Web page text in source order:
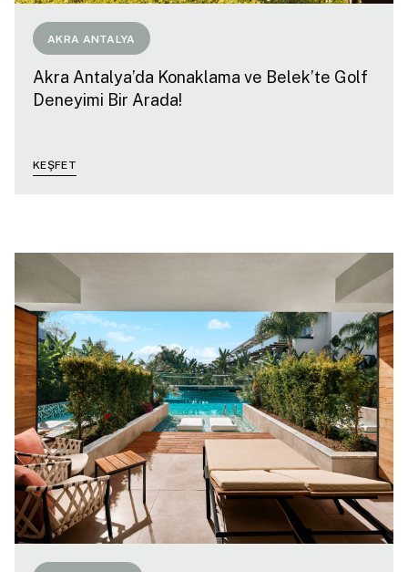
AKRA ANTALYA
Akra Antalya’da Konaklama ve Belek’te Golf
Deneyimi Bir Arada!
KEŞFET